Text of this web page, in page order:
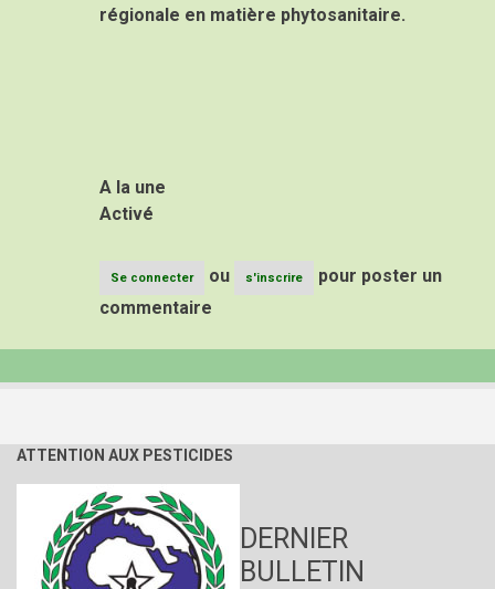
régionale en matière phytosanitaire.
A la une
Activé
Se connecter ou s'inscrire
pour poster un
commentaire
ATTENTION AUX PESTICIDES
DERNIER
BULLETIN